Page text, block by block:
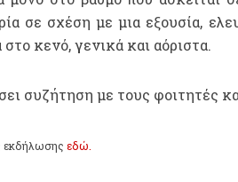
σε σχέση με μια εξουσία,
κενό, γενικά και αόριστα.
συζήτηση με τους φοιτητές
εκδήλωσης εδώ.